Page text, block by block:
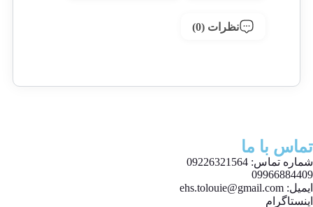
نظرات (0)
تماس با ما
شماره تماس: 09226321564
09966884409
ایمیل: ehs.tolouie@gmail.com
اینستاگرام